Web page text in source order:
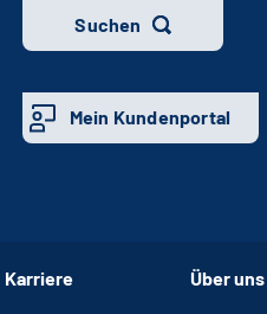
Suchen
Mein Kundenportal
Karriere Über uns